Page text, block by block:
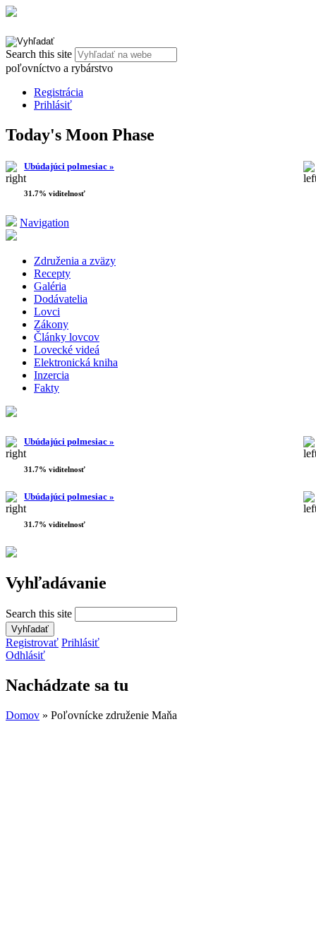
Search this site
poľovníctvo a rybárstvo
Registrácia
Prihlásiť
Today's Moon Phase
Ubúdajúci polmesiac »
31.7% viditelnosť
Navigation
Združenia a zväzy
Recepty
Galéria
Dodávatelia
Lovci
Zákony
Články lovcov
Lovecké videá
Elektronická kniha
Inzercia
Fakty
Ubúdajúci polmesiac »
31.7% viditelnosť
Ubúdajúci polmesiac »
31.7% viditelnosť
Vyhľadávanie
Search this site
Registrovať Prihlásiť
Odhlásiť
Nachádzate sa tu
Domov » Poľovnícke združenie Maňa